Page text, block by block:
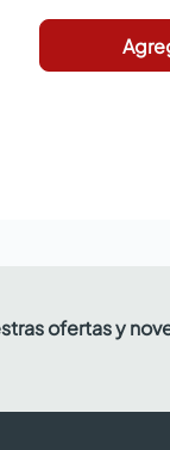
ofertas y